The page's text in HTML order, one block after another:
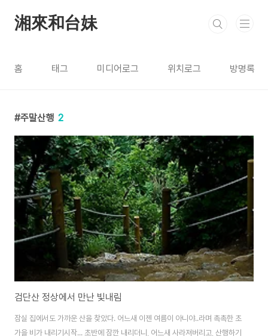
湘來和台妹
홈 태그 미디어로그 위치로그 방명록
주말산행 2
검단산 정상에서 만난 빛내림
잠실 집에서도 가까운 산을 찾았다. 어느새 이젠 여름이 아니야..라며 촉촉한 초
가을 비가 내리기시작... 초반에 잠깐 내리더니, 어느새 사라져버리고, 산행하기